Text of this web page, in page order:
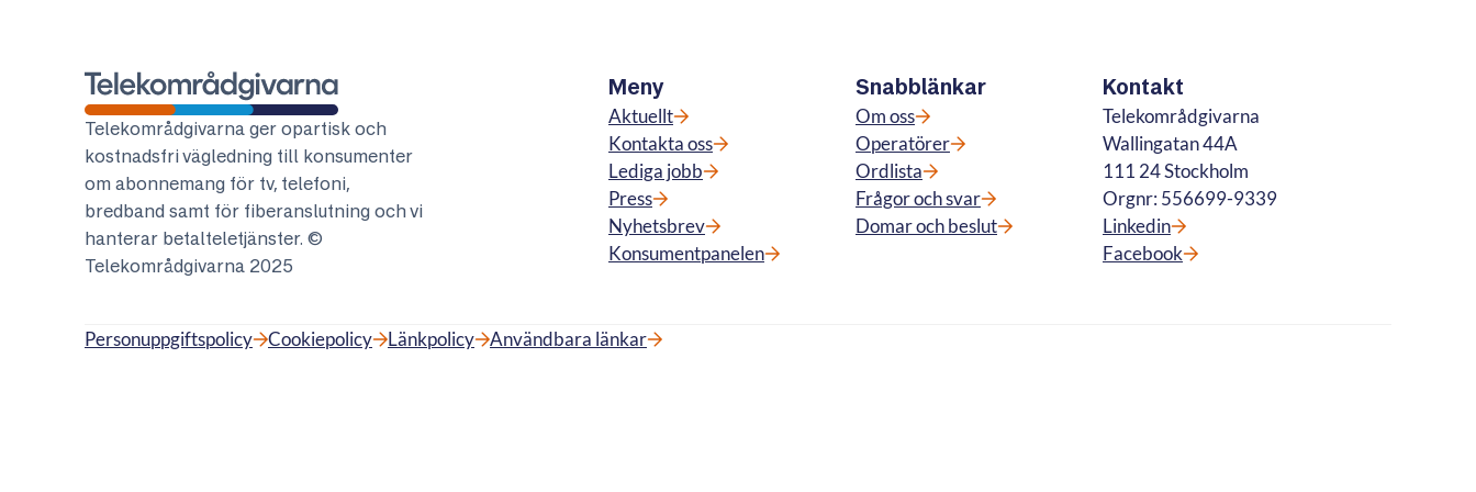
Telekområdgivarna
Telekområdgivarna ger opartisk och
kostnadsfri vägledning till konsumenter
om abonnemang för tv, telefoni,
bredband samt för fiberanslutning och vi
hanterar betalteletjänster. ©
Telekområdgivarna 2025
Meny
Aktuellt
Kontakta oss
Lediga jobb
Press
Nyhetsbrev
Konsumentpanelen
Snabblänkar
Om oss
Operatörer
Ordlista
Frågor och svar
Domar och beslut
Kontakt
Telekområdgivarna
Wallingatan 44A
111 24 Stockholm
Orgnr: 556699-9339
Linkedin
Facebook
Personuppgiftspolicy Cookiepolicy Länkpolicy Användbara länkar